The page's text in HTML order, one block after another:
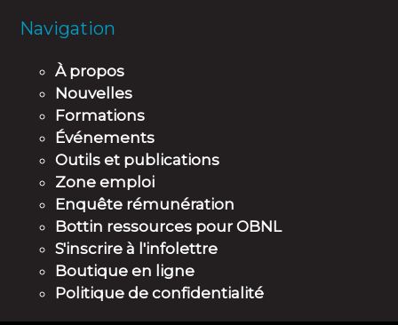
Navigation
À propos
Nouvelles
Formations
Événements
Outils et publications
Zone emploi
Enquête rémunération
Bottin ressources pour OBNL
S'inscrire à l'infolettre
Boutique en ligne
Politique de confidentialité